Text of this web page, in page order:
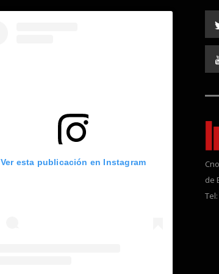
Ver esta publicación en Instagram
de